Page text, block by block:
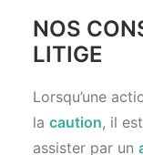
NOS
LITIGE
Lorsqu’une
la caution, il
assister par un